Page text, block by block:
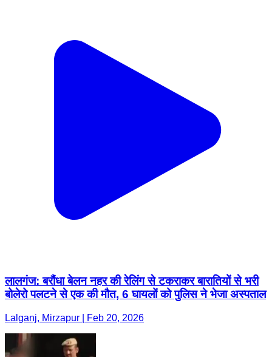
लालगंज: बरौंधा बेलन नहर की रेलिंग से टकराकर बारातियों से भरी
बोलेरो पलटने से एक की मौत, 6 घायलों को पुलिस ने भेजा अस्पताल
Lalganj, Mirzapur | Feb 20, 2026